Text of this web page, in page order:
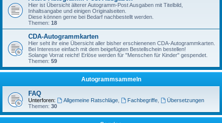
Hier ist Übersicht älterer Autogramm-Post Ausgaben mit Titelbild,
Inhaltsangabe und einigen Originalseiten.
Diese können gerne bei Bedarf nachbestellt werden.
Themen: 18
CDA-Autogrammkarten
Hier seht ihr eine Übersicht aller bisher erschienenen CDA-Autogrammkarten.
Bei Interesse einfach mit dem beigefügten Bestellschein bestellen!
Solange Vorrat reicht! Erlöse werden für "Menschen für Kinder" gespendet.
Themen: 59
Autogrammsammeln
FAQ
Unterforen: Allgemeine Ratschläge, Fachbegriffe,
Übersetzungen
Themen: 30